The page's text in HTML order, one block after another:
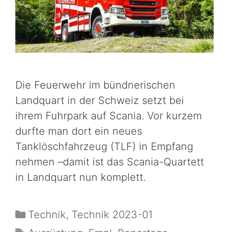
Die Feuerwehr im bündnerischen
Landquart in der Schweiz setzt bei
ihrem Fuhrpark auf Scania. Vor kurzem
durfte man dort ein neues
Tanklöschfahrzeug (TLF) in Empfang
nehmen –damit ist das Scania-Quartett
in Landquart nun komplett.
Technik, Technik 2023-01